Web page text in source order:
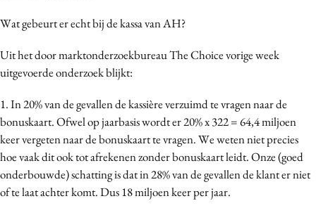
Wat gebeurt er echt bij de kassa van AH?
Uit het door marktonderzoekbureau The Choice vorige week
uitgevoerde onderzoek blijkt:
1. In 20% van de gevallen de kassière verzuimd te vragen naar de
bonuskaart. Ofwel op jaarbasis wordt er 20% x 322 = 64,4 miljoen
keer vergeten naar de bonuskaart te vragen. We weten niet precies
hoe vaak dit ook tot afrekenen zonder bonuskaart leidt. Onze (goed
onderbouwde) schatting is dat in 28% van de gevallen de klant er niet
of te laat achter komt. Dus 18 miljoen keer per jaar.